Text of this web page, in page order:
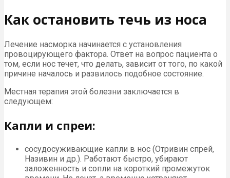
Как остановить течь из носа
Лечение насморка начинается с установления
провоцирующего фактора. Ответ на вопрос пациента о
том, если нос течет, что делать, зависит от того, по какой
причине началось и развилось подобное состояние.
Местная терапия этой болезни заключается в
следующем:
Капли и спреи:
сосудосуживающие капли в нос (Отривин спрей,
Називин и др.). Работают быстро, убирают
заложенность и сопли на короткий промежуток